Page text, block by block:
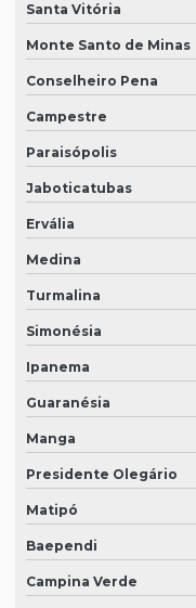
Santa Vitória
Monte Santo de Minas
Conselheiro Pena
Campestre
Paraisópolis
Jaboticatubas
Ervália
Medina
Turmalina
Simonésia
Ipanema
Guaranésia
Manga
Presidente Olegário
Matipó
Baependi
Campina Verde